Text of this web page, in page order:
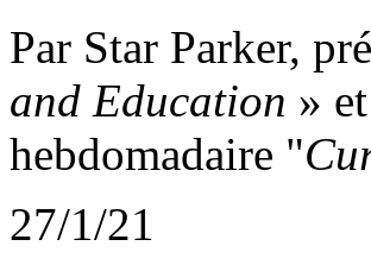
Par Star Parker,
and Education »
hebdomadaire "
27/1/21